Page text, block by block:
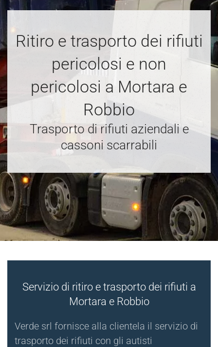
Ritiro e trasporto dei rifiuti
pericolosi e non
pericolosi a Mortara e
Robbio
Trasporto di rifiuti aziendali e
cassoni scarrabili
Servizio di ritiro e trasporto dei rifiuti a
Mortara e Robbio
Verde srl fornisce alla clientela il servizio di
trasporto dei rifiuti con gli autisti